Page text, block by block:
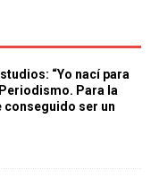
“Yo nací para
Para la
conseguido ser un